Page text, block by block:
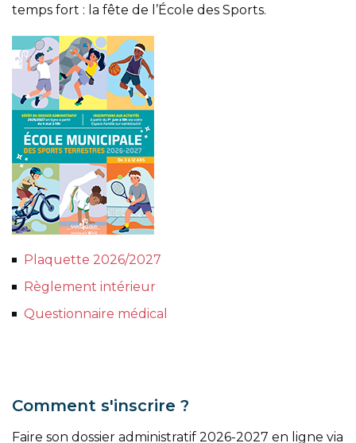
temps fort : la fête de l’École des Sports.
Plaquette 2026/2027
Règlement intérieur
Questionnaire médical
Comment s'inscrire ?
Faire son dossier administratif 2026-2027 en ligne via